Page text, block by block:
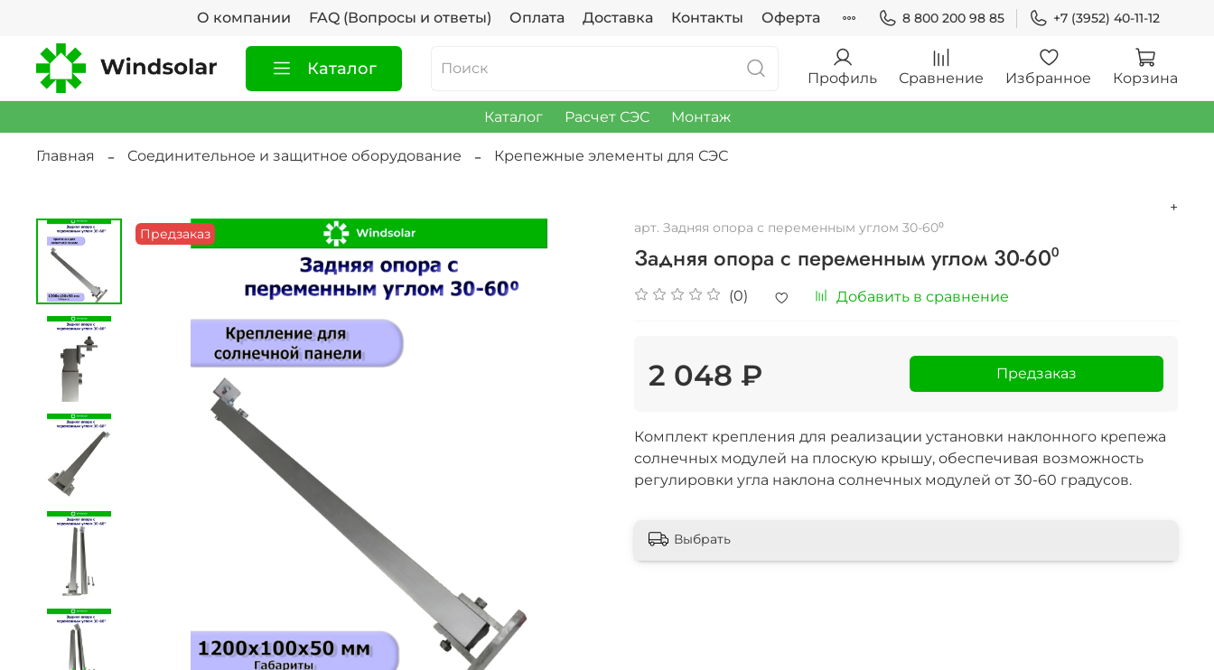
О компании FAQ (Вопросы и ответы) Оплата Доставка Контакты Оферта 8 800 200 98 85 +7 (3952) 40-11-12
Каталог Профиль Сравнение Избранное Корзина
Каталог Расчет СЭС Монтаж
Главная Соединительное и защитное оборудование Крепежные элементы для СЭС
+
Предзаказ арт. Задняя опора с переменным углом 30-60⁰
Задняя опора с переменным углом 30-60⁰
(0) Добавить в сравнение
2 048 ₽ Предзаказ
Комплект крепления для реализации установки наклонного крепежа
солнечных модулей на плоскую крышу, обеспечивая возможность
регулировки угла наклона солнечных модулей от 30-60 градусов.
Выбрать